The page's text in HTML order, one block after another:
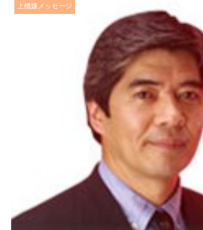
上機嫌メッセージ